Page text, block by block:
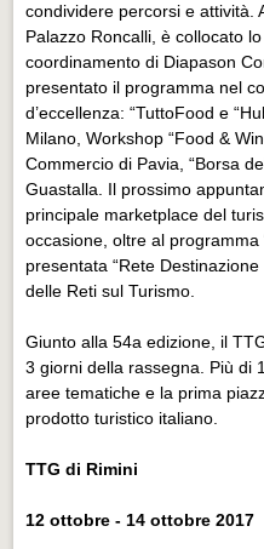
condividere percorsi e attività.
Palazzo Roncalli, è collocato
coordinamento di Diapason
presentato il programma nel
d’eccellenza: “TuttoFood e
Milano, Workshop “Food &
Commercio di Pavia, “Borsa
Guastalla. Il prossimo
principale marketplace del
occasione, oltre al programma
presentata “Rete
delle Reti sul Turismo.
Giunto alla 54a edizione, il
3 giorni della rassegna. Più di
aree tematiche e la prima
prodotto turistico italiano.
TTG di Rimini
12 ottobre - 14 ottobre 2017